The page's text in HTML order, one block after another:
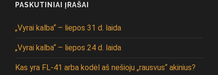
PASKUTINIAI ĮRAŠAI
„Vyrai kalba“ – liepos 31 d. laida
„Vyrai kalba“ – liepos 24 d. laida
Kas yra FL-41 arba kodėl aš nešioju „rausvus“ akinius?